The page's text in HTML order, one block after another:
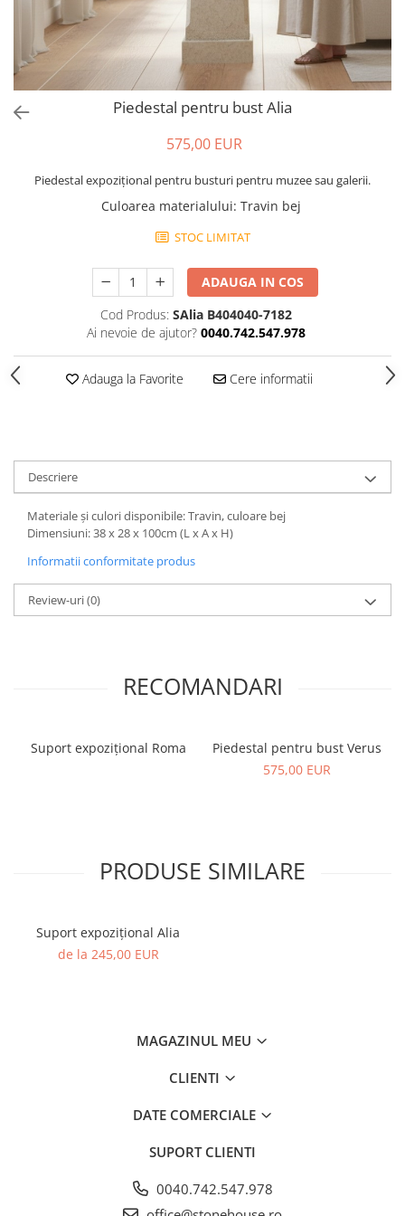
Piedestal pentru bust Alia
575,00 EUR
Piedestal expozițional pentru busturi pentru muzee sau galerii.
Culoarea materialului: Travin bej
STOC LIMITAT
ADAUGA IN COS
Cod Produs: SAlia B404040-7182
Ai nevoie de ajutor? 0040.742.547.978
Adauga la Favorite Cere informatii
Descriere
Materiale și culori disponibile: Travin, culoare bej
Dimensiuni: 38 x 28 x 100cm (L x A x H)
Informatii conformitate produs
Review-uri(0)
RECOMANDARI
Suport expozițional Roma
Piedestal pentru bust Verus
575,00 EUR
PRODUSE SIMILARE
Suport expozițional Alia
de la 245,00 EUR
MAGAZINUL MEU
CLIENTI
DATE COMERCIALE
SUPORT CLIENTI
0040.742.547.978